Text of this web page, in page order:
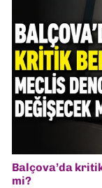
Balçova’da
mi?